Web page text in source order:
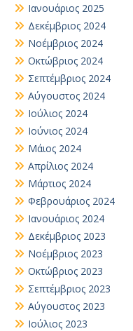
Ιανουάριος 2025
Δεκέμβριος 2024
Νοέμβριος 2024
Οκτώβριος 2024
Σεπτέμβριος 2024
Αύγουστος 2024
Ιούλιος 2024
Ιούνιος 2024
Μάιος 2024
Απρίλιος 2024
Μάρτιος 2024
Φεβρουάριος 2024
Ιανουάριος 2024
Δεκέμβριος 2023
Νοέμβριος 2023
Οκτώβριος 2023
Σεπτέμβριος 2023
Αύγουστος 2023
Ιούλιος 2023